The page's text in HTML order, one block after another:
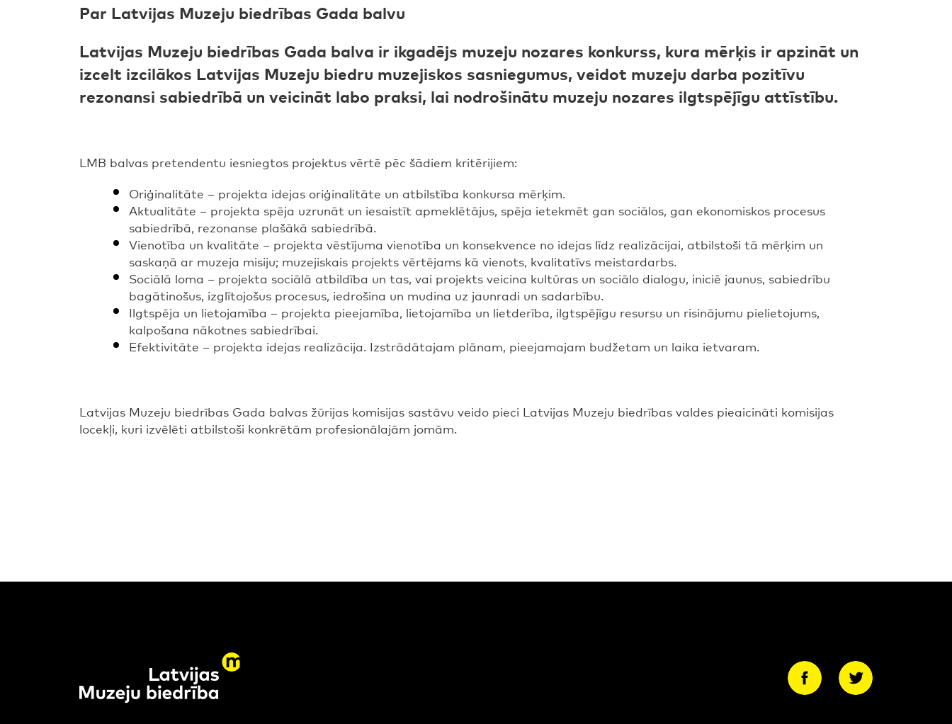
Par Latvijas Muzeju biedrības Gada balvu
Latvijas Muzeju biedrības Gada balva ir ikgadējs muzeju nozares konkurss, kura mērķis ir apzināt un
izcelt izcilākos Latvijas Muzeju biedru muzejiskos sasniegumus, veidot muzeju darba pozitīvu
rezonansi sabiedrībā un veicināt labo praksi, lai nodrošinātu muzeju nozares ilgtspējīgu attīstību.
LMB balvas pretendentu iesniegtos projektus vērtē pēc šādiem kritērijiem:
Oriģinalitāte – projekta idejas oriģinalitāte un atbilstība konkursa mērķim.
Aktualitāte – projekta spēja uzrunāt un iesaistīt apmeklētājus, spēja ietekmēt gan sociālos, gan ekonomiskos procesus
sabiedrībā, rezonanse plašākā sabiedrībā.
Vienotība un kvalitāte – projekta vēstījuma vienotība un konsekvence no idejas līdz realizācijai, atbilstoši tā mērķim un
saskaņā ar muzeja misiju; muzejiskais projekts vērtējams kā vienots, kvalitatīvs meistardarbs.
Sociālā loma – projekta sociālā atbildība un tas, vai projekts veicina kultūras un sociālo dialogu, iniciē jaunus, sabiedrību
bagātinošus, izglītojošus procesus, iedrošina un mudina uz jaunradi un sadarbību.
Ilgtspēja un lietojamība – projekta pieejamība, lietojamība un lietderība, ilgtspējīgu resursu un risinājumu pielietojums,
kalpošana nākotnes sabiedrībai.
Efektivitāte – projekta idejas realizācija. Izstrādātajam plānam, pieejamajam budžetam un laika ietvaram.
Latvijas Muzeju biedrības Gada balvas žūrijas komisijas sastāvu veido pieci Latvijas Muzeju biedrības valdes pieaicināti komisijas
locekļi, kuri izvēlēti atbilstoši konkrētām profesionālajām jomām.